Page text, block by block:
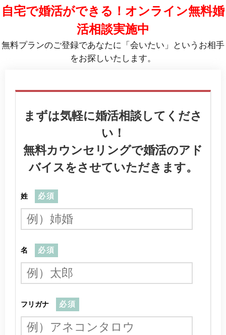
自宅で婚活ができる！オンライン無料婚
活相談実施中
無料プランのご登録であなたに「会いたい」というお相手
をお探しいたします。
まずは気軽に婚活相談してくださ
い！
無料カウンセリングで婚活のアド
バイスをさせていただきます。
姓 必須
名 必須
フリガナ 必須